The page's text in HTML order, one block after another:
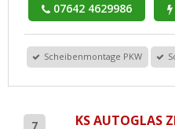
07642 4629986
Scheibenmontage PKW
7 KS AUTOGLAS